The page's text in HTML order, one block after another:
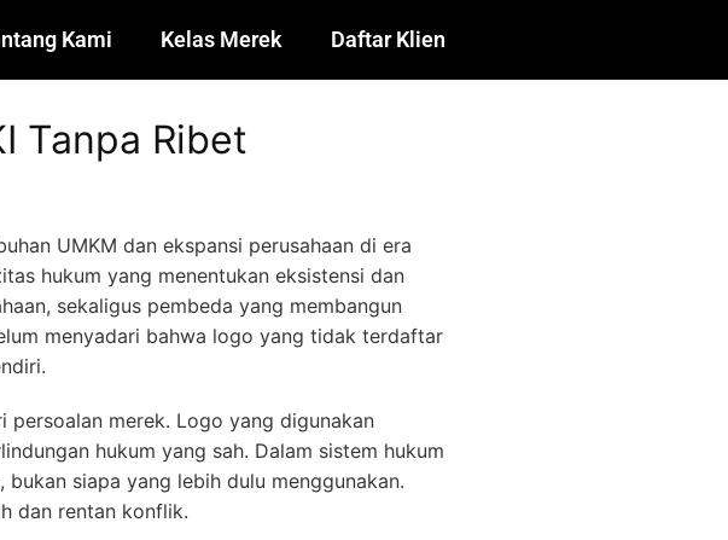
Kami Kelas Merek Daftar Klien
Tanpa Ribet
UMKM dan ekspansi perusahaan di era
hukum yang menentukan eksistensi dan
sekaligus pembeda yang membangun
menyadari bahwa logo yang tidak terdaftar
persoalan merek. Logo yang digunakan
hukum yang sah. Dalam sistem hukum
siapa yang lebih dulu menggunakan.
dan rentan konflik.